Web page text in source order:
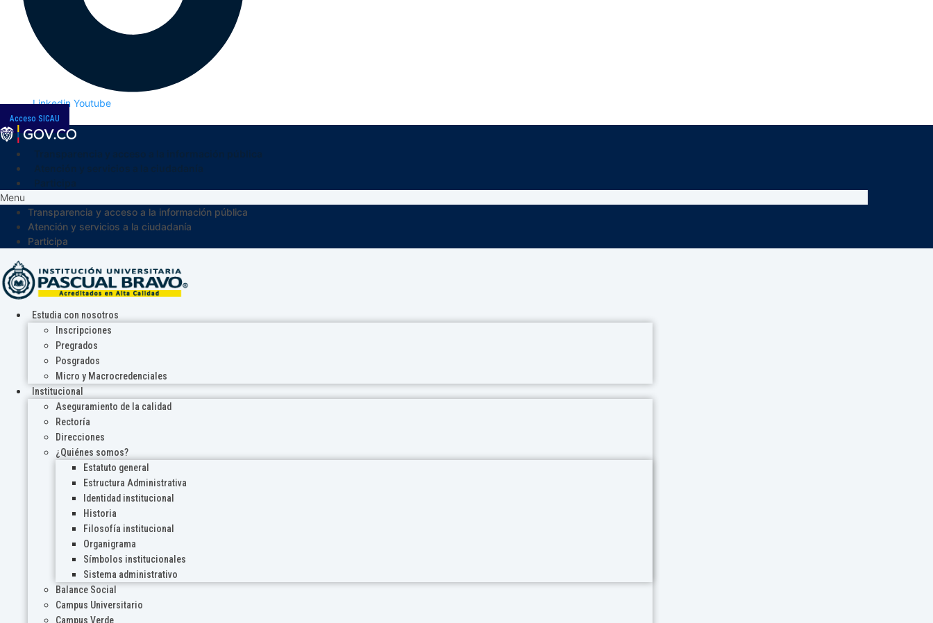
Linkedin Youtube
Acceso SICAU
Menu
Transparencia y acceso a la información pública
Atención y servicios a la ciudadanía
Participa
Estudia con nosotros
Inscripciones
Pregrados
Posgrados
Micro y Macrocredenciales
Institucional
Aseguramiento de la calidad
Rectoría
Direcciones
¿Quiénes somos?
Estatuto general
Estructura Administrativa
Identidad institucional
Historia
Filosofía institucional
Organigrama
Símbolos institucionales
Sistema administrativo
Balance Social
Campus Universitario
Campus Verde